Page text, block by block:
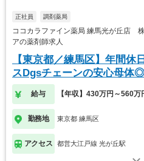
正社員 調剤薬局
ココカラファイン薬局 練馬光が丘店
アの薬剤師求人
【東京都／練馬区】年間
スDgsチェーンの安心母体
給与 【年収】430万円～560万
勤務地 東京都 練馬区
アクセス 都営大江戸線 光が丘駅